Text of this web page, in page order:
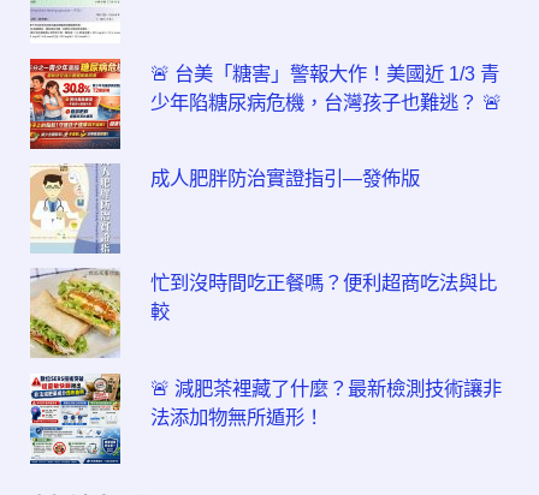
🚨 台美「糖害」警報大作！美國近 1/3 青
少年陷糖尿病危機，台灣孩子也難逃？ 🚨
成人肥胖防治實證指引—發佈版
忙到沒時間吃正餐嗎？便利超商吃法與比
較
🚨 減肥茶裡藏了什麼？最新檢測技術讓非
法添加物無所遁形！